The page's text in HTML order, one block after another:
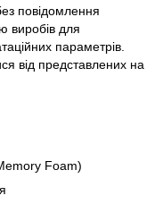
повідомлення
виробів для
параметрів.
від представлених на
Foam)